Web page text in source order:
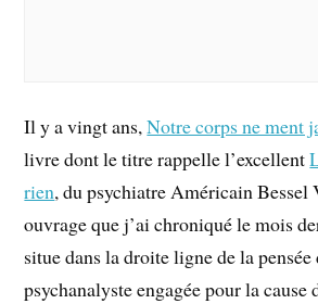
Il y a vingt ans,Notre corps ne ment
livre dont le titre rappelle l’excellent
rien, du psychiatre Américain Bessel
ouvrage que j’ai chroniqué le mois
situe dans la droite ligne de la pensée
psychanalyste engagée pour la cause